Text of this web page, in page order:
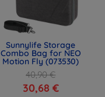
Sunnylife Storage
Combo Bag for NEO
Motion Fly (073530)
40,90 €
30,68 €